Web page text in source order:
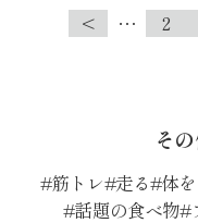
< … 2
そ
筋トレ 走る 体
話題の食べ物